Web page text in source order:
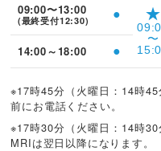
09:00〜13:00
(最終受付12:30) ● ★
〜
14:00～18:00 ●
※17時45分（火曜日：14時45
前にお電話ください。
※17時30分（火曜日：14時30
MRIは翌日以降になります。